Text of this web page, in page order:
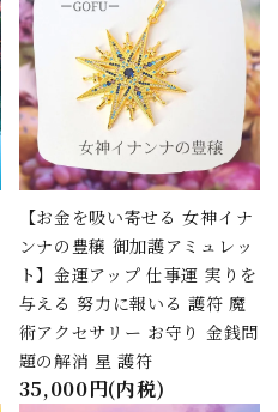
【お金を吸い寄せる 女神イナ
ンナの豊穣 御加護アミュレッ
ト】金運アップ 仕事運 実りを
与える 努力に報いる 護符 魔
術アクセサリー お守り 金銭問
題の解消 星 護符
35,000円(内税)
close